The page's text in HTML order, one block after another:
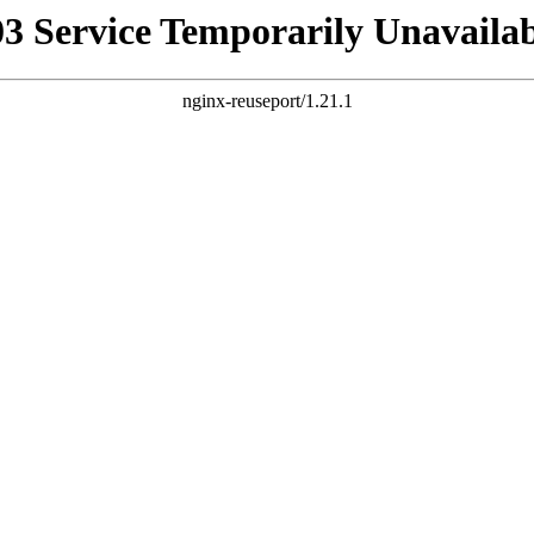
Service Temporarily
nginx-reuseport/1.21.1